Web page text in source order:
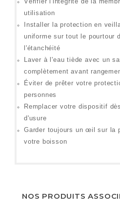
utilisation
Installer la protection en
uniforme sur tout le pourtour
l'étanchéité
Laver à l'eau tiède avec un
complètement avant
Éviter de prêter votre
personnes
Remplacer votre dispositif
d'usure
Garder toujours un œil sur la
votre boisson
NOS PRODUITS